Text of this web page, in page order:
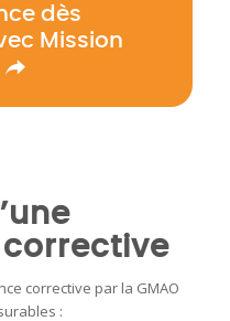
dès
Mission
corrective par la GMAO
: